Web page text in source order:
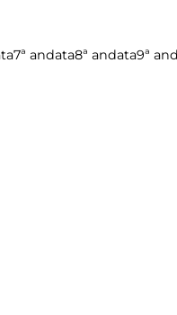
7ª andata8ª andata9ª